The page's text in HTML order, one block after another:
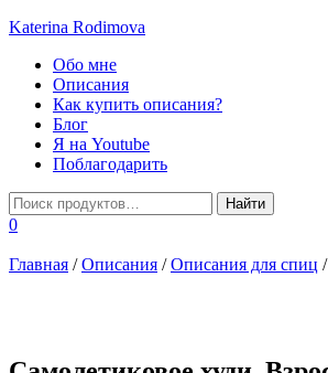
Katerina Rodimova
Переключить
навигацию
Обо мне
Описания
Как купить описания?
Блог
Я на Youtube
Поблагодарить
0
Главная /Описания /Описания для спиц